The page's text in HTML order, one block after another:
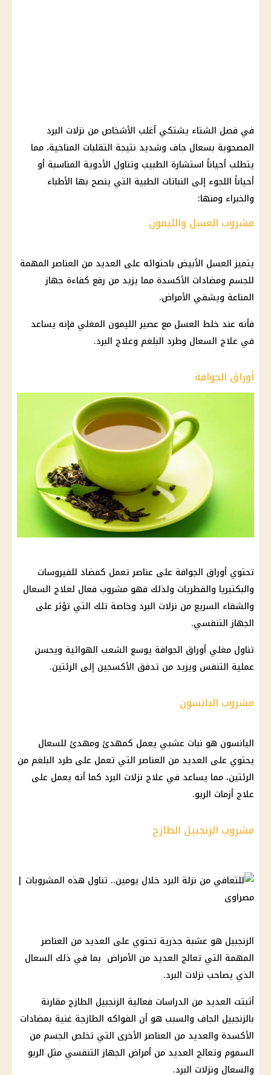
في فصل الشتاء يشتكي أغلب الأشخاص من نزلات البرد
المصحوبة بسعال جاف وشديد نتيجة التقلبات المناخية، مما
يتطلب أحياناً استشارة الطبيب وتناول الأدوية المناسبة أو
أحياناً اللجوء إلى النباتات الطبية التي ينصح بها الأطباء
والخبراء ومنها:
مشروب العسل والليمون
يتميز العسل الأبيض باحتوائه على العديد من العناصر المهمة
للجسم ومضادات الأكسدة مما يزيد من رفع كفاءة جهاز
المناعة ويشفي الأمراض.
فأنه عند خلط العسل مع عصير الليمون المغلي فإنه يساعد
في علاج السعال وطرد البلغم وعلاج البرد.
أوراق الجوافة
تحتوي أوراق الجوافة على عناصر تعمل كمضاد للفيروسات
والبكتيريا والفطريات ولذلك فهو مشروب فعال لعلاج السعال
والشفاء السريع من نزلات البرد وخاصة تلك التي تؤثر على
الجهاز التنفسي.
تناول مغلي أوراق الجوافة يوسع الشعب الهوائية ويحسن
عملية التنفس ويزيد من تدفق الأكسجين إلى الرئتين.
مشروب اليانسون
اليانسون هو نبات عشبي يعمل كمهدئ ومهدئ للسعال
يحتوي على العديد من العناصر التي تعمل على طرد البلغم من
الرئتين، مما يساعد في علاج نزلات البرد كما أنه يعمل على
علاج أزمات الربو.
مشروب الزنجبيل الطازج
الزنجبيل هو عشبة جذرية تحتوي على العديد من العناصر
المهمة التي تعالج العديد من الأمراض بما في ذلك السعال
الذي يصاحب نزلات البرد.
أثبتت العديد من الدراسات فعالية الزنجبيل الطازج مقارنة
بالزنجبيل الجاف والسبب هو أن الفواكه الطازجة غنية بمضادات
الأكسدة والعديد من العناصر الأخرى التي تخلص الجسم من
السموم وتعالج العديد من أمراض الجهاز التنفسي مثل الربو
والسعال ونزلات البرد.